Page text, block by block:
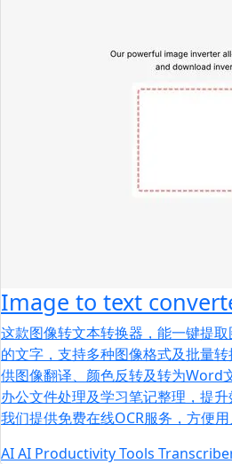
Image to text
这款图像转文本转换器，能一键提
的文字，支持多种图像格式及批量
供图像翻译、颜色反转及转为Word
办公文件处理及学习笔记整理，提升
我们提供免费在线OCR服务，方便用
AIAI Productivity Tools